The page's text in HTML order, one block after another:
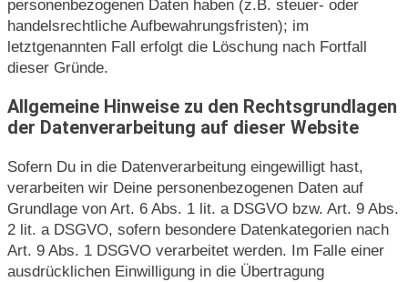
personenbezogenen Daten haben (z.B. steuer- oder
handelsrechtliche Aufbewahrungsfristen); im
letztgenannten Fall erfolgt die Löschung nach Fortfall
dieser Gründe.
Allgemeine Hinweise zu den Rechtsgrundlagen
der Datenverarbeitung auf dieser Website
Sofern Du in die Datenverarbeitung eingewilligt hast,
verarbeiten wir Deine personenbezogenen Daten auf
Grundlage von Art. 6 Abs. 1 lit. a DSGVO bzw. Art. 9 Abs.
2 lit. a DSGVO, sofern besondere Datenkategorien nach
Art. 9 Abs. 1 DSGVO verarbeitet werden. Im Falle einer
ausdrücklichen Einwilligung in die Übertragung